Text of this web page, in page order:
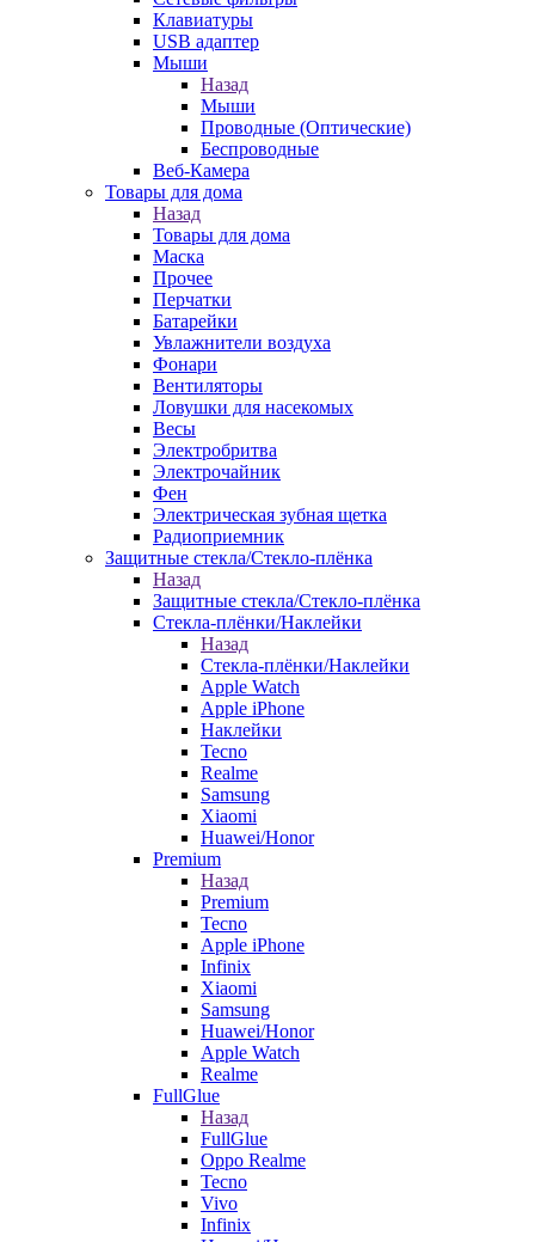
Клавиатуры
USB адаптер
Мыши
Назад
Мыши
Проводные (Оптические)
Беспроводные
Веб-Камера
Товары для дома
Назад
Товары для дома
Маска
Прочее
Перчатки
Батарейки
Увлажнители воздуха
Фонари
Вентиляторы
Ловушки для насекомых
Весы
Электробритва
Электрочайник
Фен
Электрическая зубная щетка
Радиоприемник
Защитные стекла/Стекло-плёнка
Назад
Защитные стекла/Стекло-плёнка
Стекла-плёнки/Наклейки
Назад
Стекла-плёнки/Наклейки
Apple Watch
Apple iPhone
Наклейки
Tecno
Realme
Samsung
Xiaomi
Huawei/Honor
Premium
Назад
Premium
Tecno
Apple iPhone
Infinix
Xiaomi
Samsung
Huawei/Honor
Apple Watch
Realme
FullGlue
Назад
FullGlue
Oppo Realme
Tecno
Vivo
Infinix